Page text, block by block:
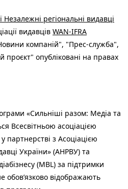
Незалежні регіональні видавці
видавців WAN-IFRA
компаній", "Прес-служба",
опубліковані на правах
«Сильніші разом: Медіа та
Всесвітньою асоціацією
партнерстві з Асоціацією
України» (АНРВУ) та
(MBL) за підтримки
обов’язково відображають